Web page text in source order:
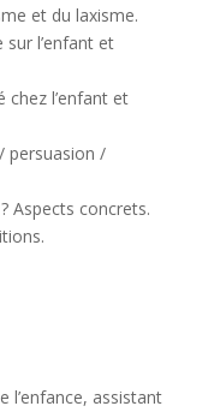
et du laxisme.
sur l’enfant et
chez l’enfant et
persuasion /
Aspects concrets.
l’enfance, assistant